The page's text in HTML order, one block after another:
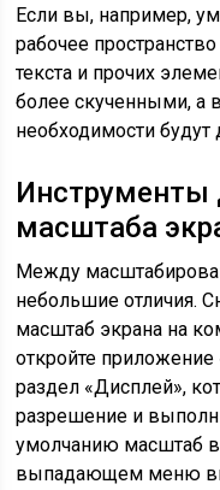
Если вы, например,
рабочее
текста и прочих
более скученными, а
необходимости
Инструменты
масштаба
Между
небольшие отличия.
масштаб экрана на
откройте
раздел «Дисплей»,
разрешение и
умолчанию масштаб
выпадающем меню